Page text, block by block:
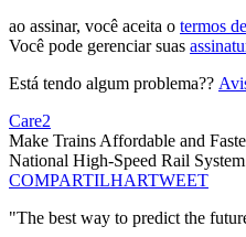
ao assinar, você aceita o termos
Você pode gerenciar suas
Está tendo algum problema??
Care2
Make Trains Affordable and
National High-Speed Rail
COMPARTILHARTWEET
"The best way to predict the